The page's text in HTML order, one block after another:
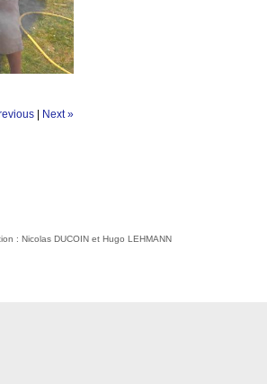
Next »
: Nicolas DUCOIN et Hugo LEHMANN